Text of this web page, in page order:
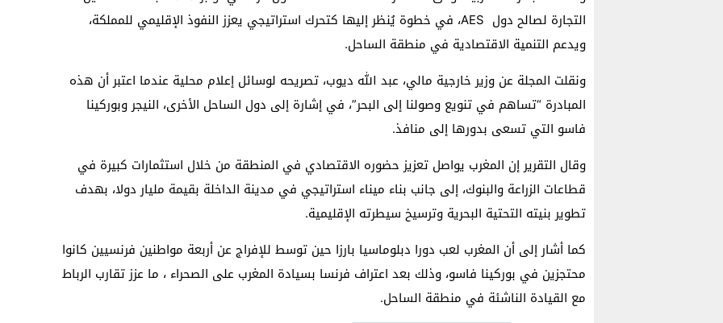
التجارة لصالح دول AES، في خطوة يُنظر إليها كتحرك استراتيجي يعزز النفوذ الإقليمي للمملكة،
ويدعم التنمية الاقتصادية في منطقة الساحل.
ونقلت المجلة عن وزير خارجية مالي، عبد الله ديوب، تصريحه لوسائل إعلام محلية عندما اعتبر أن هذه
المبادرة “تساهم في تنويع وصولنا إلى البحر”، في إشارة إلى دول الساحل الأخرى، النيجر وبوركينا
فاسو التي تسعى بدورها إلى منافذ.
وقال التقرير إن المغرب يواصل تعزيز حضوره الاقتصادي في المنطقة من خلال استثمارات كبيرة في
قطاعات الزراعة والبنوك، إلى جانب بناء ميناء استراتيجي في مدينة الداخلة بقيمة مليار دولا، بهدف
تطوير بنيته التحتية البحرية وترسيخ سيطرته الإقليمية.
كما أشار إلى أن المغرب لعب دورا دبلوماسيا بارزا حين توسط للإفراج عن أربعة مواطنين فرنسيين كانوا
محتجزين في بوركينا فاسو، وذلك بعد اعتراف فرنسا بسيادة المغرب على الصحراء ، ما عزز تقارب الرباط
مع القيادة الناشئة في منطقة الساحل.